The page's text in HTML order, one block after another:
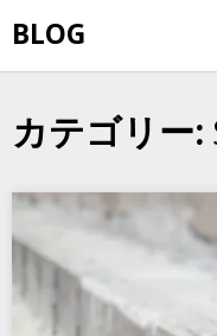
to
content
BLOG
カテゴリー: